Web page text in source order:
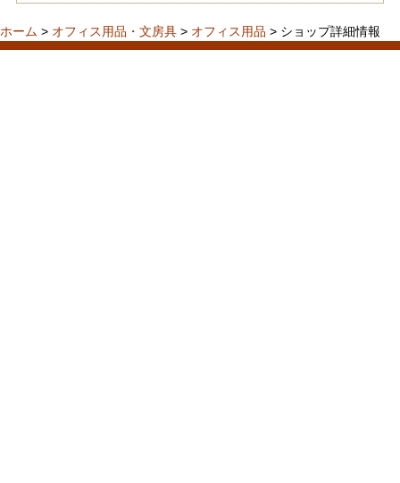
ホーム > オフィス用品・文房具 > オフィス用品 > ショップ詳細情報